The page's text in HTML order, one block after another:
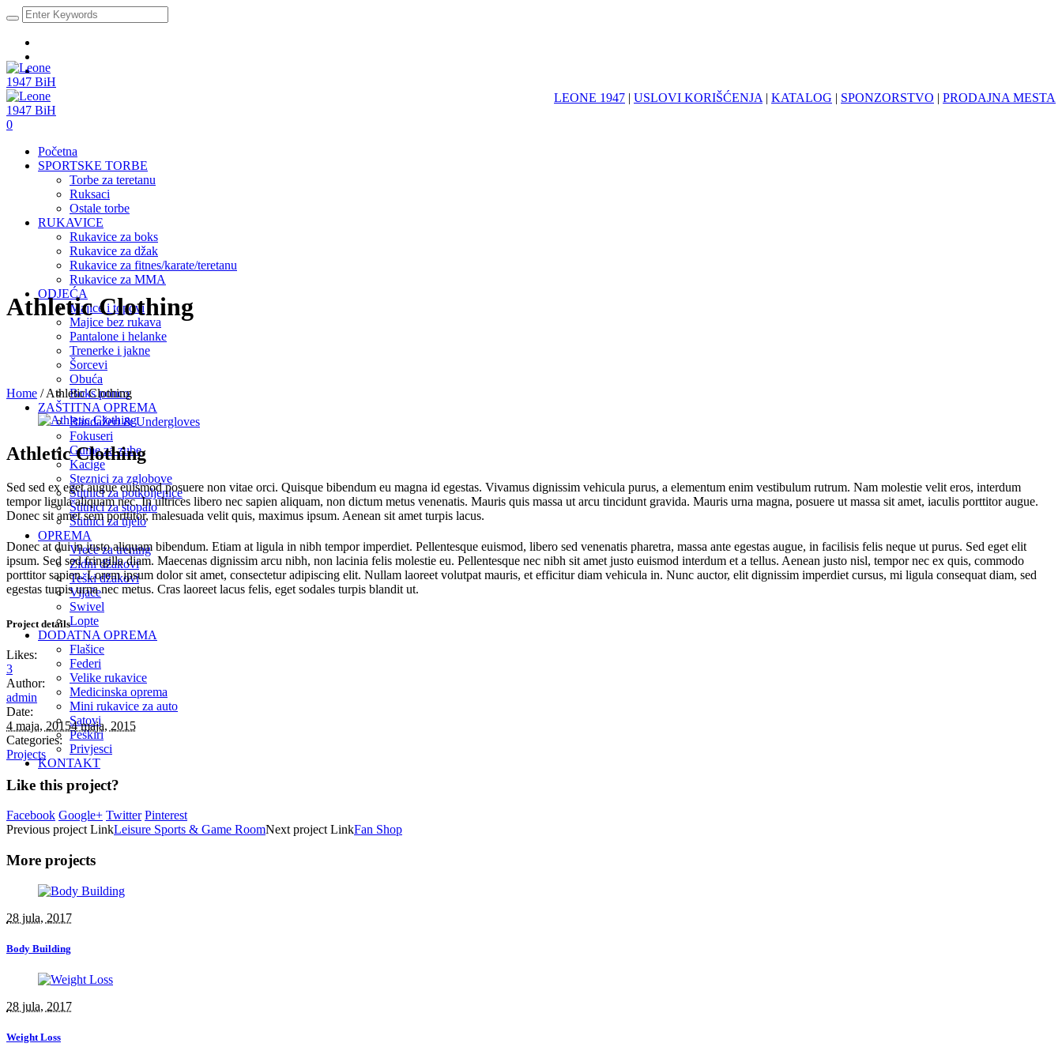
LEONE 1947 | USLOVI KORIŠĆENJA | KATALOG | SPONZORSTVO | PRODAJNA MESTA
0
Početna
SPORTSKE TORBE
Torbe za teretanu
Ruksaci
Ostale torbe
RUKAVICE
Rukavice za boks
Rukavice za džak
Rukavice za fitnes/karate/teretanu
Rukavice za MMA
ODJEĆA
Majice i topovi
Majice bez rukava
Pantalone i helanke
Trenerke i jakne
Šorcevi
Obuća
Boks ponco
ZAŠTITNA OPREMA
Bandažeri & Undergloves
Fokuseri
Gume za zube
Kacige
Steznici za zglobove
Štitnici za potkoljenice
Štitnici za stopalo
Štitnici za tijelo
OPREMA
Vreće za trening
Zidni džakovi
Teški džakovi
Vijače
Swivel
Lopte
DODATNA OPREMA
Flašice
Federi
Velike rukavice
Medicinska oprema
Mini rukavice za auto
Satovi
Peškiri
Privjesci
KONTAKT
Athletic Clothing
Home /Athletic Clothing
Athletic Clothing
Sed sed ex eget augue euismod posuere non vitae orci. Quisque bibendum eu magna id egestas. Vivamus dignissim vehicula purus, a elementum enim vestibulum rutrum. Nam molestie velit eros, interdum
tempor ligula aliquam nec. In ultrices libero nec sapien aliquam, non dictum metus venenatis. Mauris quis massa ut arcu tincidunt gravida. Mauris urna magna, posuere ut massa sit amet, iaculis porttitor augue.
Donec sit amet sem porttitor, malesuada velit quis, maximus ipsum. Aenean sit amet turpis lacus.
Donec at dui in justo aliquam bibendum. Etiam at ligula in nibh tempor imperdiet. Pellentesque euismod, libero sed venenatis pharetra, massa ante egestas augue, in facilisis felis neque ut purus. Sed eget elit
ipsum. Sed sed fringilla diam. Maecenas dignissim arcu nibh, non lacinia felis molestie eu. Pellentesque nec nibh sit amet justo euismod interdum et a tellus. Aenean justo nisl, tempor nec ex quis, commodo
porttitor sapien. Lorem ipsum dolor sit amet, consectetur adipiscing elit. Nullam laoreet volutpat mauris, et efficitur diam vehicula in. Nunc auctor, elit dignissim imperdiet cursus, mi ligula consequat diam, sed
egestas turpis urna nec metus. Cras laoreet lacus felis, eget sodales turpis blandit ut.
Project details
Likes:
3
Author:
admin
Date:
4 maja, 20154 maja, 2015
Categories:
Projects
Like this project?
Facebook Google+ Twitter Pinterest
Previous projectLinkLeisure Sports & Game RoomNextprojectLinkFan Shop
More projects
28 jula, 2017
Body Building
28 jula, 2017
Weight Loss